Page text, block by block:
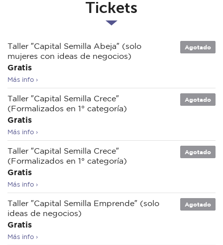
Tickets
Taller ″Capital Semilla Abeja″ (solo
mujeres con ideas de negocios)
Gratis
Más info ›
Agotado
Taller ″Capital Semilla Crece″
(Formalizados en 1° categoría)
Gratis
Más info ›
Agotado
Taller ″Capital Semilla Crece″
(Formalizados en 1° categoría)
Gratis
Más info ›
Agotado
Taller ″Capital Semilla Emprende″ (solo
ideas de negocios)
Gratis
Más info ›
Agotado